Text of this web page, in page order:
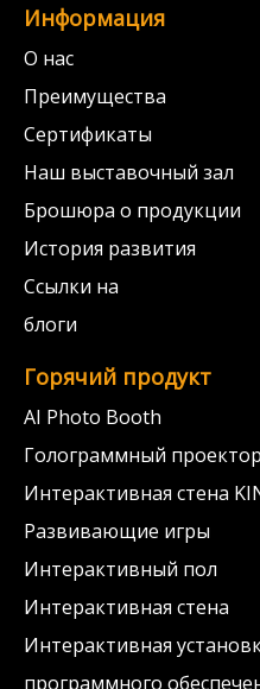
Информация
О нас
Преимущества
Сертификаты
Наш выставочный зал
Брошюра о продукции
История развития
Ссылки на
блоги
Горячий продукт
AI Photo Booth
Голограммный проектор
Интерактивная стена
Развивающие игры
Интерактивный пол
Интерактивная стена
Интерактивная
программного